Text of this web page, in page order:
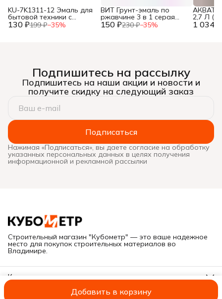
Добавить в корзину
130 ₽199 ₽−35%
KU-7K1311-12 Эмаль для
бытовой техники с
КИСТОЧКОЙ 15мл, 150 ₽230 ₽−35%
ВИТ Грунт-эмаль по
ржавчине 3 в 1 серая
ГРАФИТОВЫЙ color 0,4 кг. 1 034 ₽
2,7 Л
Подпишитесь на рассылку
Подпишитесь на наши акции и новости и
получите скидку на следующий заказ
Подписаться
Нажимая «Подписаться», вы даете согласие на обработку
указанных персональных данных в целях получения
информационной и рекламной рассылки
Строительный магазин "Кубометр" — это ваше надежное
место для покупок строительных материалов во
Владимире.
Контакты
Г. Владимир, ул. Куйбышева, дом 28Е